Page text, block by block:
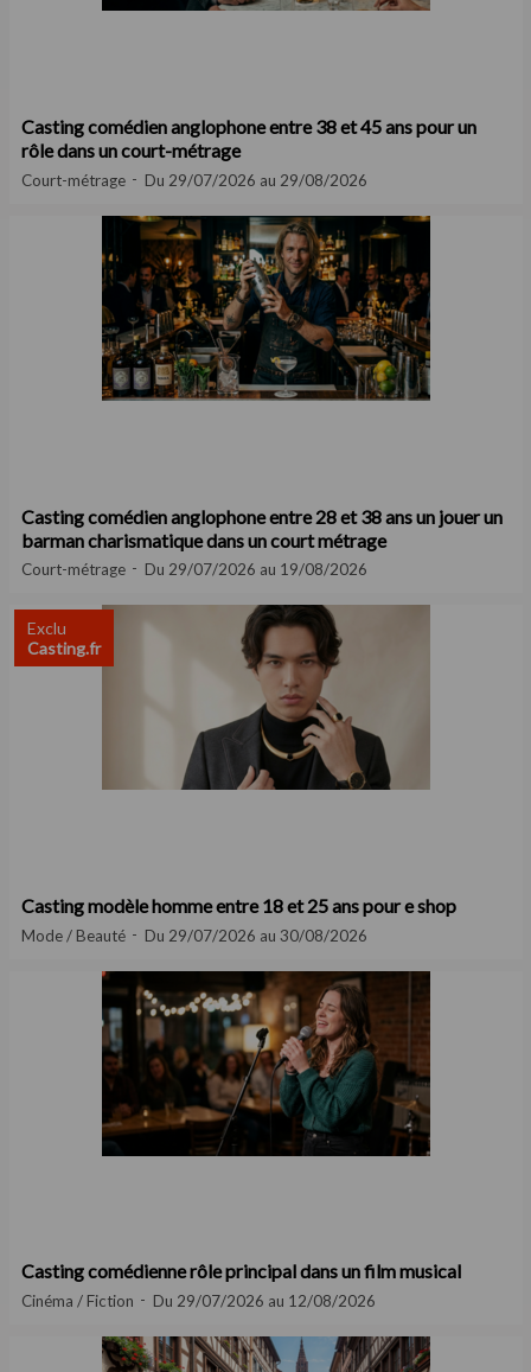
Casting comédien anglophone entre 38 et 45 ans pour un
rôle dans un court-métrage
Court-métrage Du 29/07/2026 au 29/08/2026
Casting comédien anglophone entre 28 et 38 ans un jouer un
barman charismatique dans un court métrage
Court-métrage Du 29/07/2026 au 19/08/2026
Exclu
Casting.fr
Casting modèle homme entre 18 et 25 ans pour e shop
Mode / Beauté Du 29/07/2026 au 30/08/2026
Casting comédienne rôle principal dans un film musical
Cinéma / Fiction Du 29/07/2026 au 12/08/2026